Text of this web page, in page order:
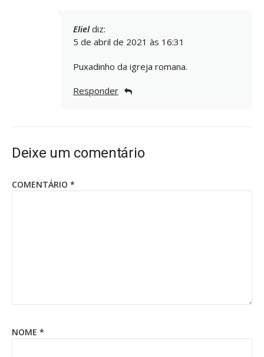
Eliel diz:
5 de abril de 2021 às 16:31
Puxadinho da igreja romana.
Responder
Deixe um comentário
COMENTÁRIO *
NOME *